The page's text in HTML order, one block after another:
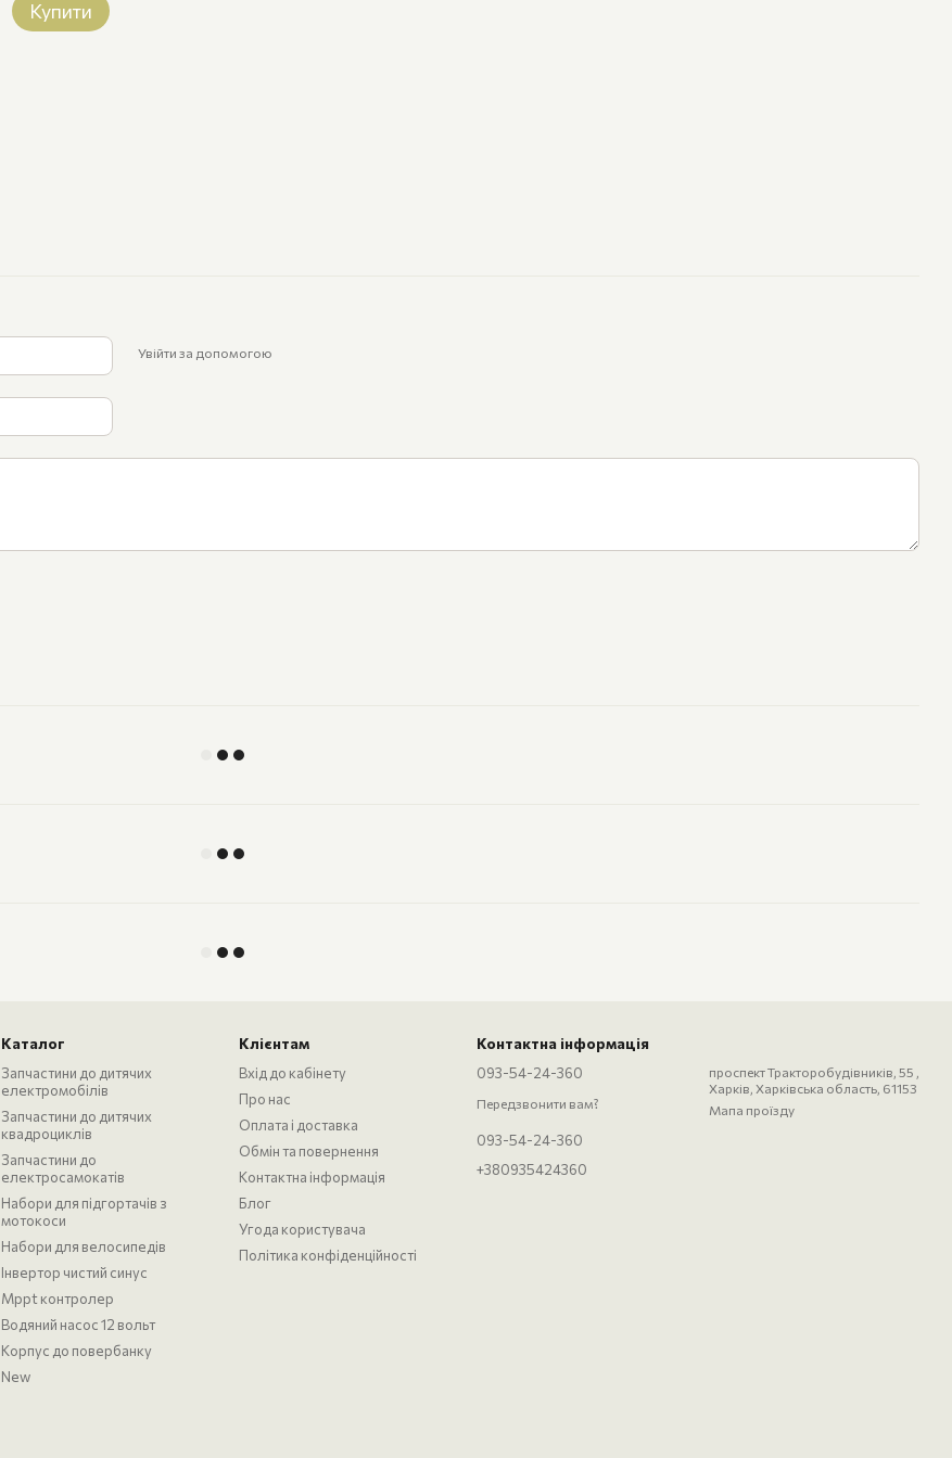
Купити
Увійти за допомогою
Каталог
Запчастини до дитячих
електромобілів
Запчастини до дитячих
квадроциклів
Запчастини до
електросамокатів
Набори для підгортачів з
мотокоси
Набори для велосипедів
Інвертор чистий синус
Mppt контролер
Водяний насос 12 вольт
Корпус до повербанку
New
Клієнтам
Вхід до кабінету
Про нас
Оплата і доставка
Обмін та повернення
Контактна інформація
Блог
Угода користувача
Політика конфіденційності
Контактна інформація
093-54-24-360
Передзвонити вам?
093-54-24-360
+380935424360
проспект Тракторобудівників, 55 ,
Харків, Харківська область, 61153
Мапа проїзду